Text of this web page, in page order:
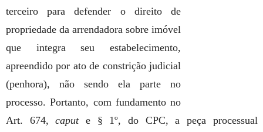
terceiro para defender o direito de
propriedade da arrendadora sobre imóvel
que integra seu estabelecimento,
apreendido por ato de constrição judicial
(penhora), não sendo ela parte no
processo. Portanto, com fundamento no
Art. 674,capute § 1º, do CPC, a peça processual